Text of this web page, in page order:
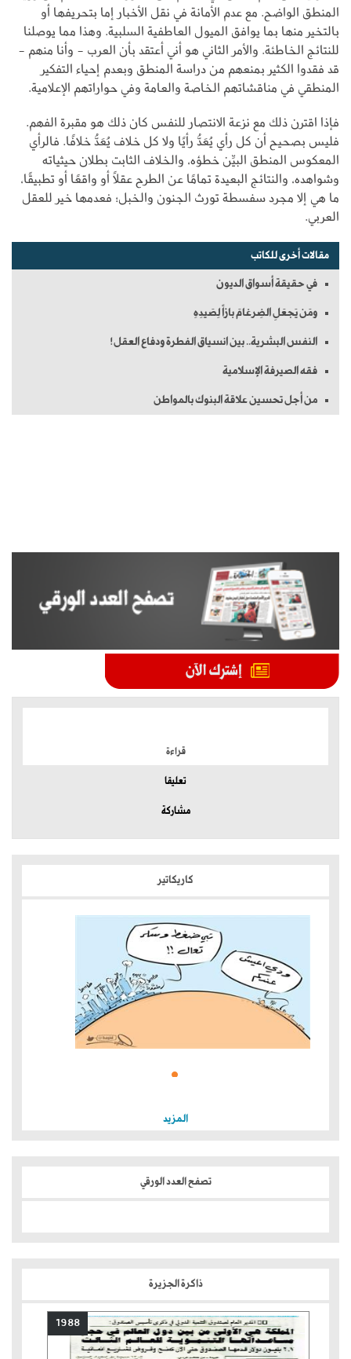
المنطق الواضح. مع عدم الأمانة في نقل الأخبار إما بتحريفها أو
بالتخير منها بما يوافق الميول العاطفية السلبية. وهذا مما يوصلنا
للنتائج الخاطئة. والأمر الثاني هو أني أعتقد بأن العرب - وأنا منهم -
قد فقدوا الكثير بمنعهم من دراسة المنطق وبعدم إحياء التفكير
المنطقي في مناقشاتهم الخاصة والعامة وفي حواراتهم الإعلامية.
فإذا اقترن ذلك مع نزعة الانتصار للنفس كان ذلك هو مقبرة الفهم.
فليس بصحيح أن كل رأي يُعَدُّ رأيًا ولا كل خلاف يُعَدُّ خلافًا. فالرأي
المعكوس المنطق البيِّن خطؤه، والخلاف الثابت بطلان حيثياته
وشواهده، والنتائج البعيدة تمامًا عن الطرح عقلاً أو واقعًا أو تطبيقًا،
ما هي إلا مجرد سفسطة تورث الجنون والخبل؛ فعدمها خير للعقل
العربي.
مقالات أخرى للكاتب
في حقيقة أسواق الديون
ومَن يَجعَلِ الضِرغامَ بازاً لِصَيدِهِ
النفس البشرية.. بين انسياق الفطرة ودفاع العقل!
فقه الصيرفة الإسلامية
من أجل تحسين علاقة البنوك بالمواطن
قراءة
تعليقا
مشاركة
كاريكاتير
المزيد
تصفح العدد الورقي
ذاكرة الجزيرة
1988